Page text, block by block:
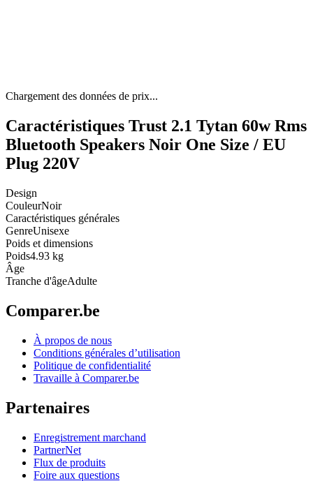
Chargement des données de prix...
Caractéristiques Trust 2.1 Tytan 60w Rms
Bluetooth Speakers Noir One Size / EU
Plug 220V
Design
CouleurNoir
Caractéristiques générales
GenreUnisexe
Poids et dimensions
Poids4.93 kg
Âge
Tranche d'âgeAdulte
Comparer.be
À propos de nous
Conditions générales d’utilisation
Politique de confidentialité
Travaille à Comparer.be
Partenaires
Enregistrement marchand
PartnerNet
Flux de produits
Foire aux questions